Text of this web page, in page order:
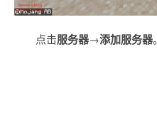
点击服务器→添加服务器。